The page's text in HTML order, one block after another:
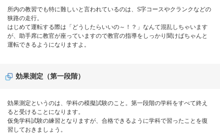
所内の教習でも特に難しいと言われているのは、S字コースやクランクなどの
狭路の走行。
はじめて運転する際は「どうしたらいいの～！？」なんて混乱しちゃいます
が、助手席に教官が座っていますので教官の指導をしっかり聞けばちゃんと
運転できるようになりますよ。
効果測定（第一段階）
効果測定というのは、学科の模擬試験のこと。第一段階の学科をすべて終え
ると受けることになります。
仮免学科試験の練習となりますが、合格できるように学科で習ったことを復
習しておきましょう。